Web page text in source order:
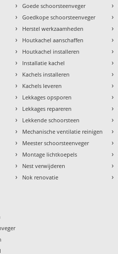
› Goede schoorsteenveger
› Goedkope schoorsteenveger
› Herstel werkzaamheden
› Houtkachel aanschaffen
› Houtkachel installeren
› Installatie kachel
› Kachels installeren
› Kachels leveren
› Lekkages opsporen
› Lekkages repareren
› Lekkende schoorsteen
› Mechanische ventilatie reinigen
› Meester schoorsteenveger
› Montage lichtkoepels
› Nest verwijderen
› Nok renovatie
›
›
›
›
›
›
›
›
›
›
›
›
›
›
›
›